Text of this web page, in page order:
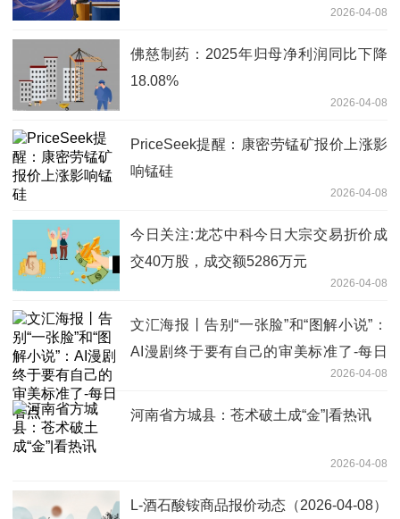
2026-04-08
佛慈制药：2025年归母净利润同比下降
18.08%
2026-04-08
PriceSeek提醒：康密劳锰矿报价上涨影
响锰硅
2026-04-08
今日关注:龙芯中科今日大宗交易折价成
交40万股，成交额5286万元
2026-04-08
文汇海报丨告别“一张脸”和“图解小说”：
AI漫剧终于要有自己的审美标准了-每日
2026-04-08
河南省方城县：苍术破土成“金”|看热讯
2026-04-08
L-酒石酸铵商品报价动态（2026-04-08）